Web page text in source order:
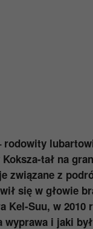
rodowity
tał na
związane z
się w głowie
Kel-Suu, w 2010
wyprawa i jaki